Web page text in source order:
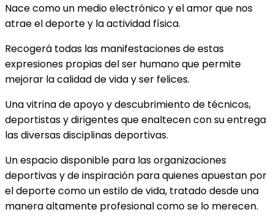
Nace como un medio electrónico y el amor que nos
atrae el deporte y la actividad física.
Recogerá todas las manifestaciones de estas
expresiones propias del ser humano que permite
mejorar la calidad de vida y ser felices.
Una vitrina de apoyo y descubrimiento de técnicos,
deportistas y dirigentes que enaltecen con su entrega
las diversas disciplinas deportivas.
Un espacio disponible para las organizaciones
deportivas y de inspiración para quienes apuestan por
el deporte como un estilo de vida, tratado desde una
manera altamente profesional como se lo merecen.